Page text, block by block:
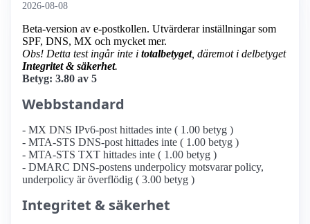
2026-08-08
Beta-version av e-postkollen. Utvärderar inställningar som
SPF, DNS, MX och mycket mer.
Obs! Detta test ingår inte i totalbetyget, däremot i delbetyget
Integritet & säkerhet.
Betyg: 3.80 av 5
Webbstandard
- MX DNS IPv6-post hittades inte ( 1.00 betyg )
- MTA-STS DNS-post hittades inte ( 1.00 betyg )
- MTA-STS TXT hittades inte ( 1.00 betyg )
- DMARC DNS-postens underpolicy motsvarar policy,
underpolicy är överflödig ( 3.00 betyg )
Integritet & säkerhet